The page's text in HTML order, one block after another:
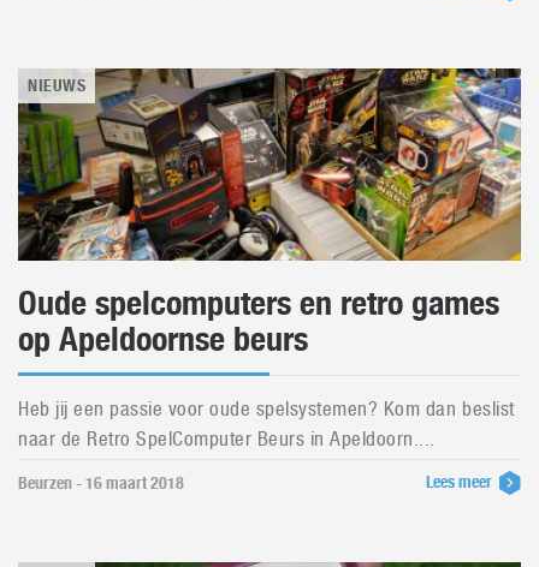
NIEUWS
Oude spelcomputers en retro games
op Apeldoornse beurs
Heb jij een passie voor oude spelsystemen? Kom dan beslist
naar de Retro SpelComputer Beurs in Apeldoorn....
Beurzen - 16 maart 2018 Lees meer